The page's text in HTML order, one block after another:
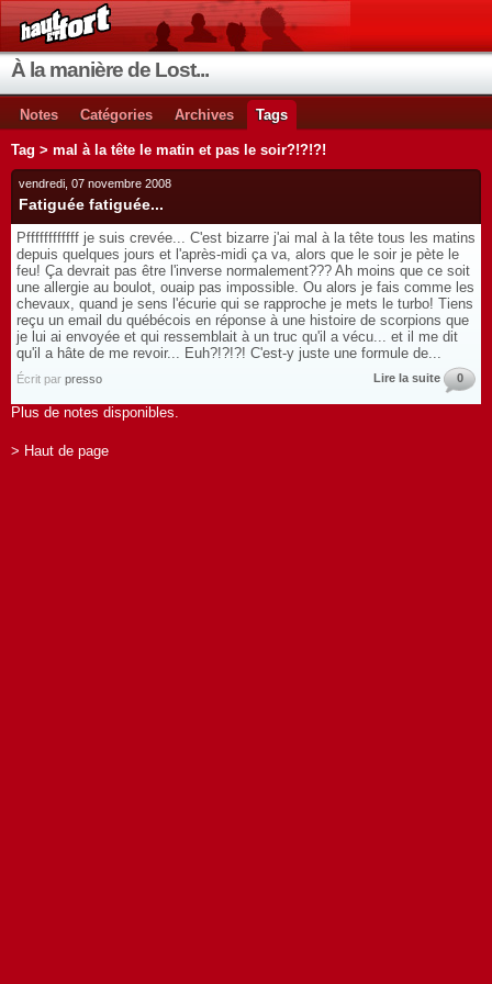
À la manière de Lost...
Notes Catégories Archives Tags
Tag > mal à la tête le matin et pas le soir?!?!?!
vendredi, 07 novembre 2008
Fatiguée fatiguée...
Pffffffffffff je suis crevée... C'est bizarre j'ai mal à la tête tous les matins
depuis quelques jours et l'après-midi ça va, alors que le soir je pète le
feu! Ça devrait pas être l'inverse normalement??? Ah moins que ce soit
une allergie au boulot, ouaip pas impossible. Ou alors je fais comme les
chevaux, quand je sens l'écurie qui se rapproche je mets le turbo! Tiens
reçu un email du québécois en réponse à une histoire de scorpions que
je lui ai envoyée et qui ressemblait à un truc qu'il a vécu... et il me dit
qu'il a hâte de me revoir... Euh?!?!?! C'est-y juste une formule de...
Écrit par presso Lire la suite 0
Plus de notes disponibles.
> Haut de page